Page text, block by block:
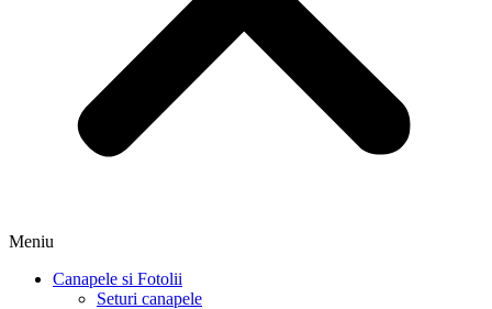
Meniu
Canapele si Fotolii
Seturi canapele